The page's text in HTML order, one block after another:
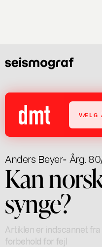
VÆLG
Anders Beyer- Årg.
Kan
synge?
Artiklen er indscannet
forbehold for fejl